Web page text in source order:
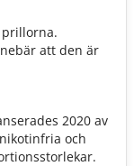
prillorna.
att den är
2020 av
och